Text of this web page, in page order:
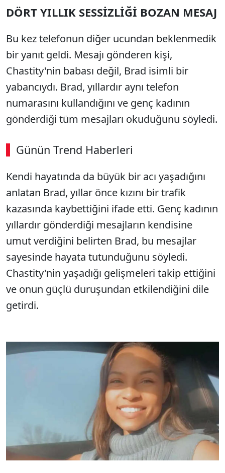
DÖRT YILLIK SESSİZLİĞİ BOZAN MESAJ
Bu kez telefonun diğer ucundan beklenmedik
bir yanıt geldi. Mesajı gönderen kişi,
Chastity'nin babası değil, Brad isimli bir
yabancıydı. Brad, yıllardır aynı telefon
numarasını kullandığını ve genç kadının
gönderdiği tüm mesajları okuduğunu söyledi.
Günün Trend Haberleri
Kendi hayatında da büyük bir acı yaşadığını
anlatan Brad, yıllar önce kızını bir trafik
kazasında kaybettiğini ifade etti. Genç kadının
yıllardır gönderdiği mesajların kendisine
umut verdiğini belirten Brad, bu mesajlar
sayesinde hayata tutunduğunu söyledi.
Chastity'nin yaşadığı gelişmeleri takip ettiğini
ve onun güçlü duruşundan etkilendiğini dile
getirdi.